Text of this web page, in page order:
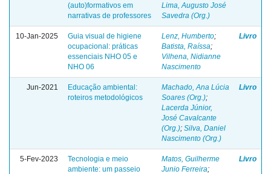
(auto)formativos em
narrativas de professores
Lima, Augusto José
Savedra (Org.)
10-Jan-2025
Guia visual de higiene
ocupacional: práticas
essenciais NHO 05 e
NHO 06
Lenz, Humberto;
Batista, Raíssa;
Vilhena, Nidianne
Nascimento
Livro
Jun-2021
Educação ambiental:
roteiros metodológicos
Machado, Ana Lúcia
Soares (Org.);
Lacerda Júnior,
José Cavalcante
(Org.); Silva, Daniel
Nascimento (Org.)
Livro
5-Fev-2023
Tecnologia e meio
ambiente: um passeio
Matos, Guilherme
Junio Ferreira;
Livro